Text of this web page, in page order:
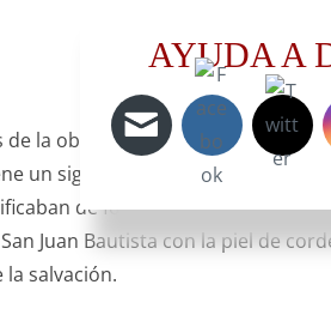
la obra de Zurbarán es su uso
un significado simbólico y
de forma tradicional. Por
Juan Bautista con la piel de
salvación.
AYUDA A